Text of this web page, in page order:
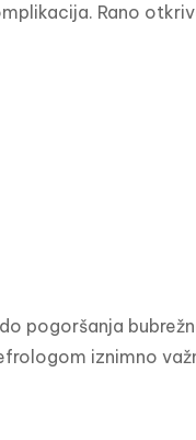
Rano
pogoršanja
iznimno